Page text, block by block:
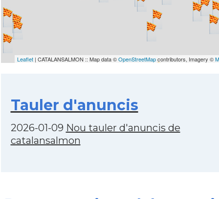
Leaflet | CATALANSALMON :: Map data ©OpenStreetMapcontributors, Imagery ©
Tauler d'anuncis
2026-01-09 Nou tauler d'anuncis de
catalansalmon